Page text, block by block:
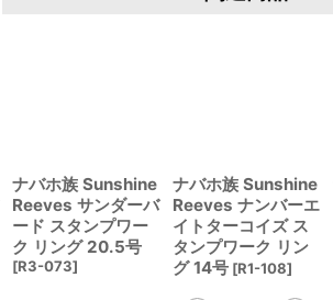
ナバホ族 Sunshine
Reeves サンダーバ
ード スタンプワー
ク リング 20.5号
[R3-073]
ナバホ族 Sunshine
Reeves ナンバーエ
イトターコイズ ス
タンプワーク リン
グ 14号 [R1-108]